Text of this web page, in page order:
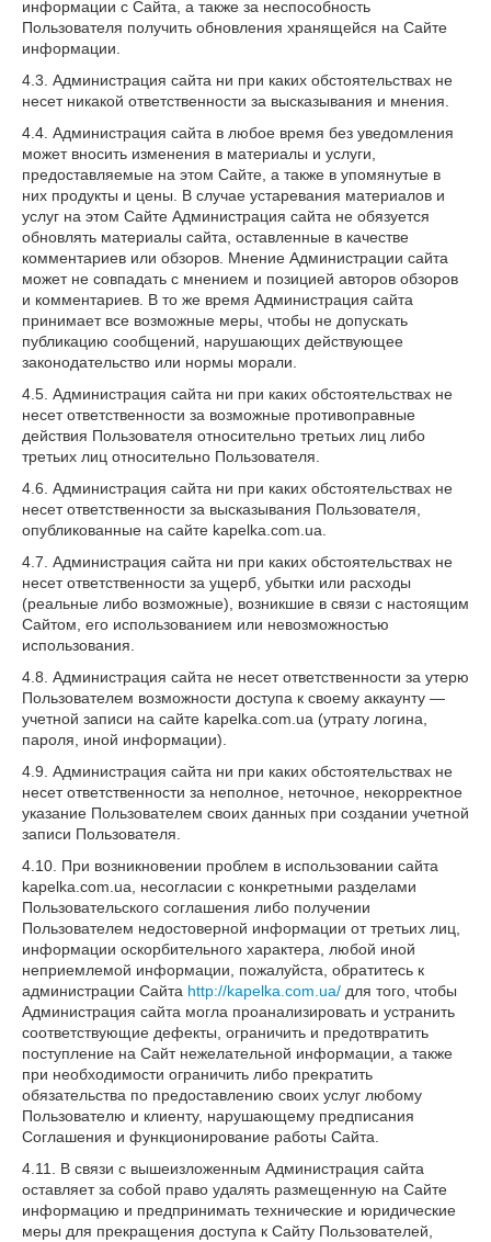
информации с Сайта, а также за неспособность
Пользователя получить обновления хранящейся на Сайте
информации.
4.3. Администрация сайта ни при каких обстоятельствах не
несет никакой ответственности за высказывания и мнения.
4.4. Администрация сайта в любое время без уведомления
может вносить изменения в материалы и услуги,
предоставляемые на этом Сайте, а также в упомянутые в
них продукты и цены. В случае устаревания материалов и
услуг на этом Сайте Администрация сайта не обязуется
обновлять материалы сайта, оставленные в качестве
комментариев или обзоров. Мнение Администрации сайта
может не совпадать с мнением и позицией авторов обзоров
и комментариев. В то же время Администрация сайта
принимает все возможные меры, чтобы не допускать
публикацию сообщений, нарушающих действующее
законодательство или нормы морали.
4.5. Администрация сайта ни при каких обстоятельствах не
несет ответственности за возможные противоправные
действия Пользователя относительно третьих лиц либо
третьих лиц относительно Пользователя.
4.6. Администрация сайта ни при каких обстоятельствах не
несет ответственности за высказывания Пользователя,
опубликованные на сайте kapelka.com.ua.
4.7. Администрация сайта ни при каких обстоятельствах не
несет ответственности за ущерб, убытки или расходы
(реальные либо возможные), возникшие в связи с настоящим
Сайтом, его использованием или невозможностью
использования.
4.8. Администрация сайта не несет ответственности за утерю
Пользователем возможности доступа к своему аккаунту —
учетной записи на сайте kapelka.com.ua (утрату логина,
пароля, иной информации).
4.9. Администрация сайта ни при каких обстоятельствах не
несет ответственности за неполное, неточное, некорректное
указание Пользователем своих данных при создании учетной
записи Пользователя.
4.10. При возникновении проблем в использовании сайта
kapelka.com.ua, несогласии с конкретными разделами
Пользовательского соглашения либо получении
Пользователем недостоверной информации от третьих лиц,
информации оскорбительного характера, любой иной
неприемлемой информации, пожалуйста, обратитесь к
администрации Сайта http://kapelka.com.ua/ для того, чтобы
Администрация сайта могла проанализировать и устранить
соответствующие дефекты, ограничить и предотвратить
поступление на Сайт нежелательной информации, а также
при необходимости ограничить либо прекратить
обязательства по предоставлению своих услуг любому
Пользователю и клиенту, нарушающему предписания
Соглашения и функционирование работы Сайта.
4.11. В связи с вышеизложенным Администрация сайта
оставляет за собой право удалять размещенную на Сайте
информацию и предпринимать технические и юридические
меры для прекращения доступа к Сайту Пользователей,